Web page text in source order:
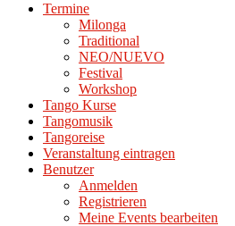
Termine
Milonga
Traditional
NEO/NUEVO
Festival
Workshop
Tango Kurse
Tangomusik
Tangoreise
Veranstaltung eintragen
Benutzer
Anmelden
Registrieren
Meine Events bearbeiten